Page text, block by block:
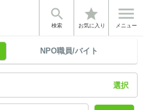

検索
star
お気に入り

メニュー
NPO職員/バイト
選択